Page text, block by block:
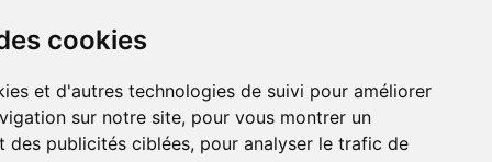
cookies
et d'autres technologies de suivi pour améliorer
sur notre site, pour vous montrer un
des publicités ciblées, pour analyser le trafic de